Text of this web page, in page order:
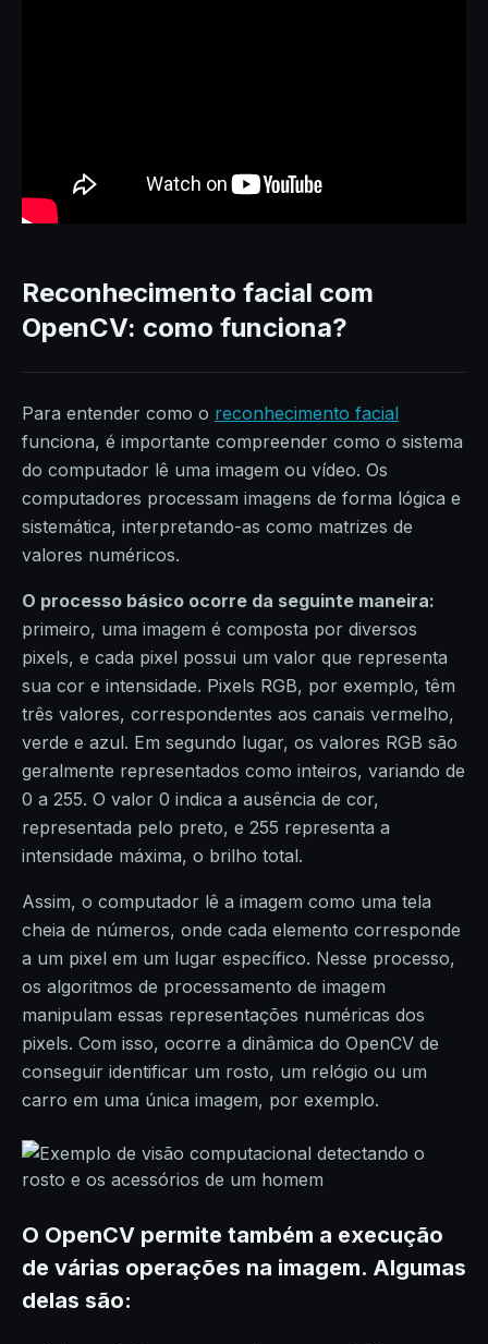
Reconhecimento facial com
OpenCV: como funciona?
Para entender como o reconhecimento facial
funciona, é importante compreender como o sistema
do computador lê uma imagem ou vídeo. Os
computadores processam imagens de forma lógica e
sistemática, interpretando-as como matrizes de
valores numéricos.
O processo básico ocorre da seguinte maneira:
primeiro, uma imagem é composta por diversos
pixels, e cada pixel possui um valor que representa
sua cor e intensidade. Pixels RGB, por exemplo, têm
três valores, correspondentes aos canais vermelho,
verde e azul. Em segundo lugar, os valores RGB são
geralmente representados como inteiros, variando de
0 a 255. O valor 0 indica a ausência de cor,
representada pelo preto, e 255 representa a
intensidade máxima, o brilho total.
Assim, o computador lê a imagem como uma tela
cheia de números, onde cada elemento corresponde
a um pixel em um lugar específico. Nesse processo,
os algoritmos de processamento de imagem
manipulam essas representações numéricas dos
pixels. Com isso, ocorre a dinâmica do OpenCV de
conseguir identificar um rosto, um relógio ou um
carro em uma única imagem, por exemplo.
O OpenCV permite também a execução
de várias operações na imagem. Algumas
delas são: